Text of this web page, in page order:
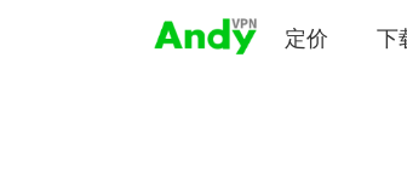
定价 下